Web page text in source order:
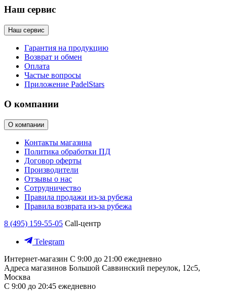
Наш сервис
Наш сервис
Гарантия на продукцию
Возврат и обмен
Оплата
Частые вопросы
Приложение PadelStars
О компании
О компании
Контакты магазина
Политика обработки ПД
Договор оферты
Производители
Отзывы о нас
Сотрудничество
Правила продажи из-за рубежа
Правила возврата из-за рубежа
8 (495) 159-55-05 Call-центр
Telegram
Интернет-магазин С 9:00 до 21:00 ежедневно
Адреса магазинов Большой Саввинский переулок, 12с5,
Москва
С 9:00 до 20:45 ежедневно